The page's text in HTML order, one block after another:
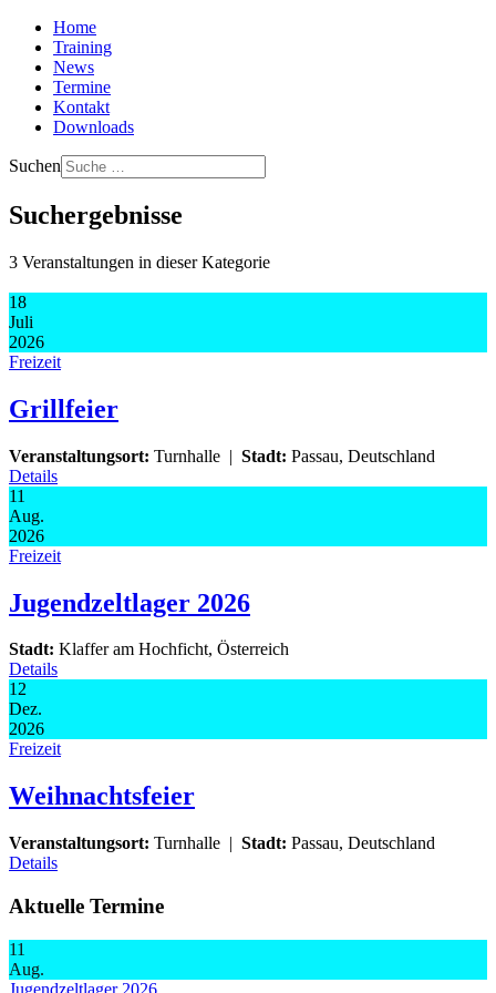
Home
Training
News
Termine
Kontakt
Downloads
Suchen
Suchergebnisse
3 Veranstaltungen in dieser Kategorie
18
Juli
2026
Freizeit
Grillfeier
Veranstaltungsort: Turnhalle | Stadt: Passau, Deutschland
Details
11
Aug.
2026
Freizeit
Jugendzeltlager 2026
Stadt: Klaffer am Hochficht, Österreich
Details
12
Dez.
2026
Freizeit
Weihnachtsfeier
Veranstaltungsort: Turnhalle | Stadt: Passau, Deutschland
Details
Aktuelle Termine
11
Aug.
Jugendzeltlager 2026